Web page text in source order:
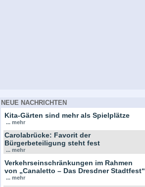
NEUE NACHRICHTEN
Kita-Gärten sind mehr als Spielplätze
... mehr
Carolabrücke: Favorit der
Bürgerbeteiligung steht fest
... mehr
Verkehrseinschränkungen im Rahmen
von „Canaletto – Das Dresdner Stadtfest“
... mehr